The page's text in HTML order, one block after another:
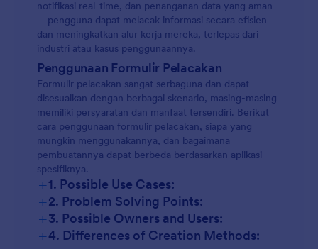
notifikasi real-time, dan penanganan data yang aman
—pengguna dapat melacak informasi secara efisien
dan meningkatkan alur kerja mereka, terlepas dari
industri atau kasus penggunaannya.
Penggunaan Formulir Pelacakan
Formulir pelacakan sangat serbaguna dan dapat
disesuaikan dengan berbagai skenario, masing-masing
memiliki persyaratan dan manfaat tersendiri. Berikut
cara penggunaan formulir pelacakan, siapa yang
mungkin menggunakannya, dan bagaimana
pembuatannya dapat berbeda berdasarkan aplikasi
spesifiknya.
+1. Possible Use Cases:
+2. Problem Solving Points:
+3. Possible Owners and Users:
+4. Differences of Creation Methods: